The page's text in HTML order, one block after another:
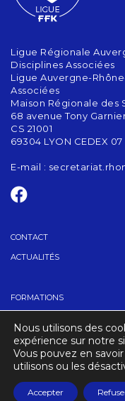
Ligue Régionale
Disciplines Associées
Ligue Auvergne-
Associées
Maison Régionale des
68 avenue Tony
CS 21001
69304 LYON CEDEX 07
E-mail :
CONTACT
ACTUALITÉS
FORMATIONS
TROUVER UN CLUB
CRÉDITS
Nous utilisons des
expérience sur notre
Vous pouvez en
utilisons ou les
Accepter